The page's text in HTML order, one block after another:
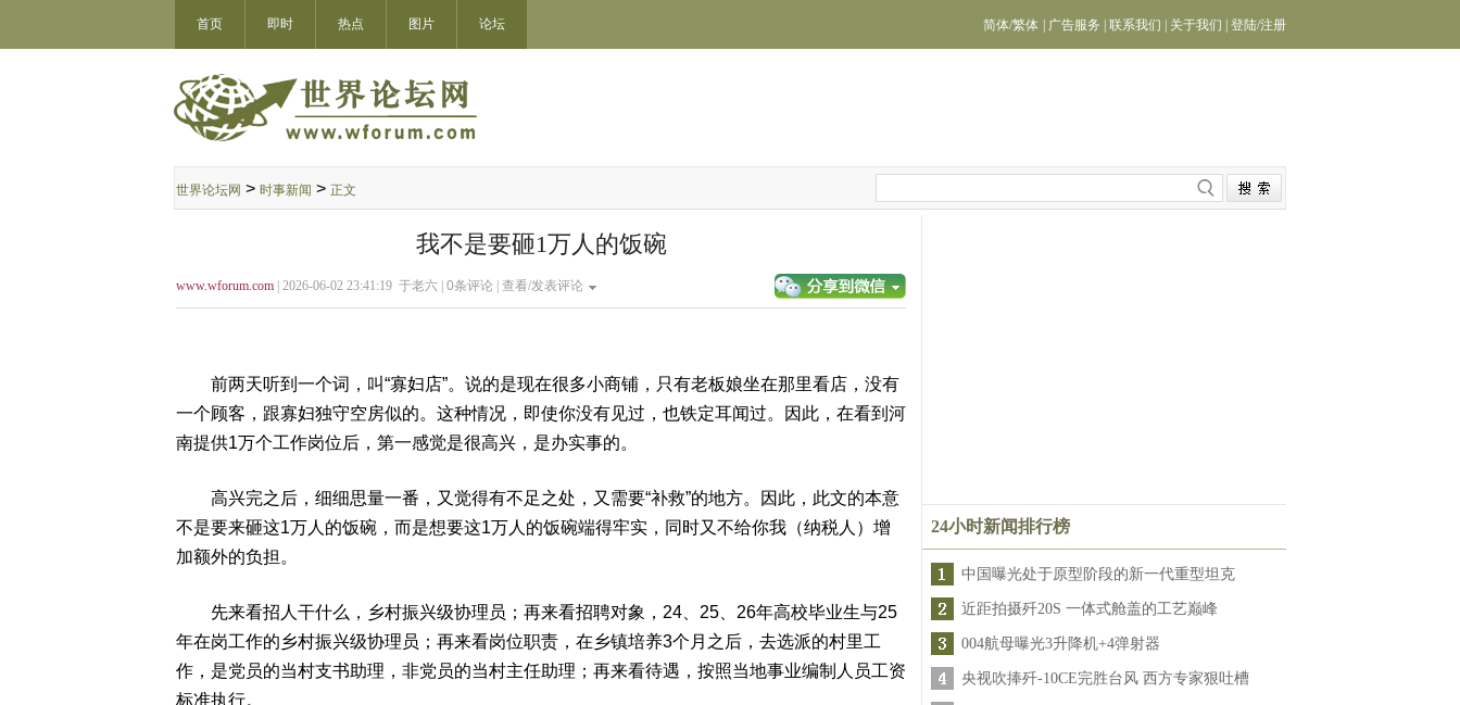
首页 即时 热点 图片 论坛 简体/繁体 广告服务 联系我们 关于我们 登陆/注册
世界论坛网 > 时事新闻 > 正文
我不是要砸1万人的饭碗
www.wforum.com | 2026-06-02 23:41:19 于老六 | 0条评论 | 查看/发表评论
前两天听到一个词，叫“寡妇店”。说的是现在很多小商铺，只有老板娘坐在那里看店，没有
一个顾客，跟寡妇独守空房似的。这种情况，即使你没有见过，也铁定耳闻过。因此，在看到河
南提供1万个工作岗位后，第一感觉是很高兴，是办实事的。
高兴完之后，细细思量一番，又觉得有不足之处，又需要“补救”的地方。因此，此文的本意
不是要来砸这1万人的饭碗，而是想要这1万人的饭碗端得牢实，同时又不给你我（纳税人）增
加额外的负担。
先来看招人干什么，乡村振兴级协理员；再来看招聘对象，24、25、26年高校毕业生与25
年在岗工作的乡村振兴级协理员；再来看岗位职责，在乡镇培养3个月之后，去选派的村里工
作，是党员的当村支书助理，非党员的当村主任助理；再来看待遇，按照当地事业编制人员工资
标准执行。
24小时新闻排行榜
中国曝光处于原型阶段的新一代重型坦克
近距拍摄歼20S 一体式舱盖的工艺巅峰
004航母曝光3升降机+4弹射器
央视吹捧歼-10CE完胜台风 西方专家狠吐槽